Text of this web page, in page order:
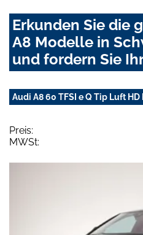
Erkunden Sie die
A8 Modelle in
und fordern Sie
Audi A8 60 TFSI e Q Tip Luft HD
Preis:
MWSt: